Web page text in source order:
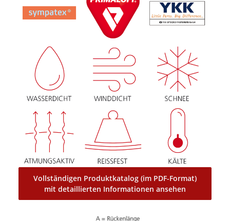
Vollständigen Produktkatalog (im PDF-Format)
mit detaillierten Informationen ansehen